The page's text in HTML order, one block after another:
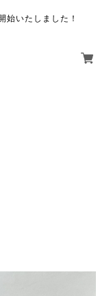
いたしました！